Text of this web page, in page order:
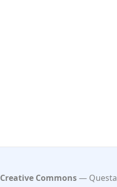
Creative Commons
Questa